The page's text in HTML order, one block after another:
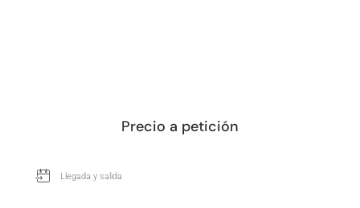
Precio a petición